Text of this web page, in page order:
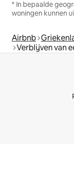
* In bepaalde
woningen kunnen
Airbnb
Verblijven van